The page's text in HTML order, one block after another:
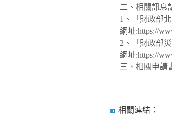
二、相關訊息
1、「財政部
網址:https://
2、「財政部
網址:https://
三、相關申請
相關連結：